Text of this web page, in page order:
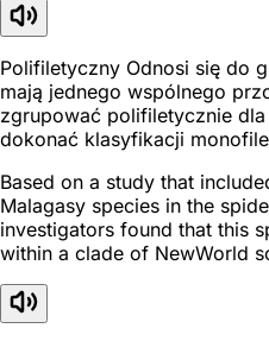
Polifiletyczny Odnosi się do
mają jednego wspólnego
zgrupować polifiletycznie
dokonać klasyfikacji
Based on a study that
Malagasy species in the
investigators found that this
within a clade of NewWorld